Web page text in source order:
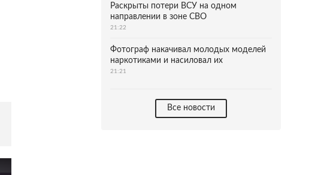
Раскрыты потери ВСУ на одном
направлении в зоне СВО
21:22
Фотограф накачивал молодых моделей
наркотиками и насиловал их
21:21
Все новости